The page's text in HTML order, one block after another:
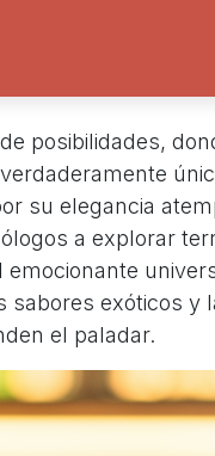
posibilidades,
su elegancia
a explorar
exóticos y
el paladar.